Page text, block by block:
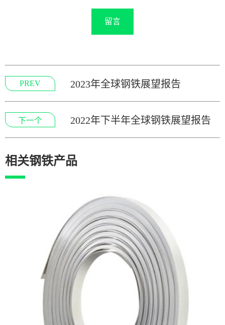
留言
PREV 2023年全球钢铁展望报告
下一个 2022年下半年全球钢铁展望报告
相关钢铁产品